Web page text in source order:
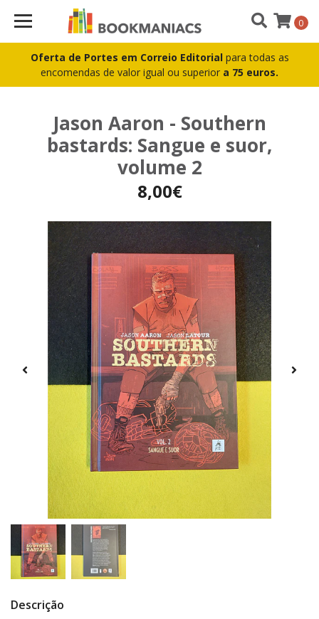
Oferta de Portes em Correio Editorial para todas as
encomendas de valor igual ou superior a 75 euros.
0
Jason Aaron - Southern
bastards: Sangue e suor,
volume 2
8,00€
Descrição